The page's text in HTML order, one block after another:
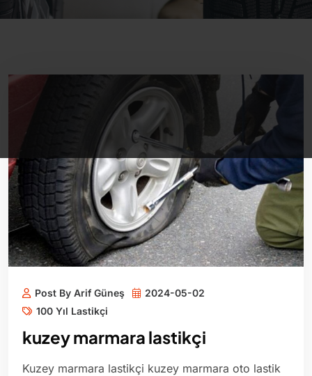
Post By Arif Güneş
2024-05-02
100 Yıl Lastikçi
kuzey marmara lastikçi
Kuzey marmara lastikçi kuzey marmara oto lastik